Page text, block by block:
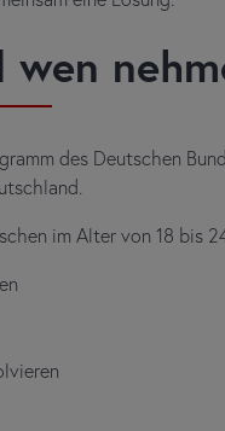
des Deutschen
im Alter von 18 bis